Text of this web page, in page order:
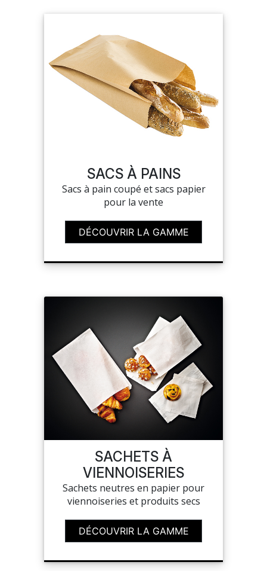
SUR-MESURE
SACS À PAINS
Sacs à pain coupé et sacs papier
pour la vente
DÉCOUVRIR LA GAMME
SACHETS À
VIENNOISERIES
Sachets neutres en papier pour
viennoiseries et produits secs
DÉCOUVRIR LA GAMME